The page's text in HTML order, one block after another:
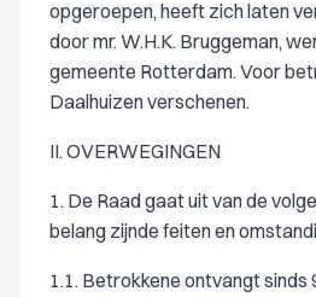
opgeroepen, heeft zich laten
door mr. W.H.K. Bruggeman,
gemeente Rotterdam. Voor
Daalhuizen verschenen.
II. OVERWEGINGEN
1. De Raad gaat uit van de
belang zijnde feiten en
1.1. Betrokkene ontvangt